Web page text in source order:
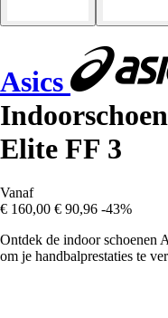
Asics
Elite FF 3
Vanaf
€ 160,00 € 90,96 -43%
Ontdek de indoor schoenen
om je handbalprestaties te